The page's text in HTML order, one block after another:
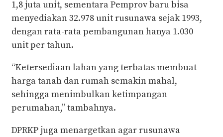
1,8 juta unit, sementara Pemprov baru bisa
menyediakan 32.978 unit rusunawa sejak 1993,
dengan rata-rata pembangunan hanya 1.030
unit per tahun.
“Ketersediaan lahan yang terbatas membuat
harga tanah dan rumah semakin mahal,
sehingga menimbulkan ketimpangan
perumahan,” tambahnya.
DPRKP juga menargetkan agar rusunawa